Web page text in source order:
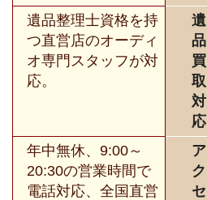
遺品整理士資格を持
つ直営店のオーディ
オ専門スタッフが対
応。
遺
品
買
取
対
応
年中無休、9:00～
20:30の営業時間で
電話対応、全国直営
ア
ク
セ